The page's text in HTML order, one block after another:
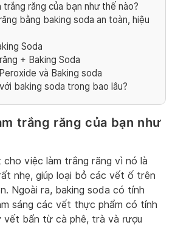
trắng răng của bạn như thế nào?
bằng baking soda an toàn, hiệu
Soda
+ Baking Soda
và Baking soda
baking soda trong bao lâu?
trắng răng của bạn như
việc làm trắng răng vì nó là
nhẹ, giúp loại bỏ các vết ố trên
Ngoài ra, baking soda có tính
sáng các vết thực phẩm có tính
vết bẩn từ cà phê, trà và rượu